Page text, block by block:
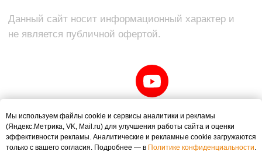
Мы используем файлы cookie и сервисы аналитики и рекламы
(Яндекс.Метрика, VK, Mail.ru) для улучшения работы сайта и оценки
эффективности рекламы. Аналитические и рекламные cookie загружаются
только с вашего согласия. Подробнее — в Политике конфиденциальности